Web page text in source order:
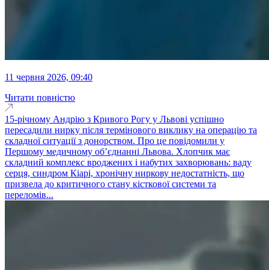
11 червня 2026, 09:40
Читати повністю
15-річному Андрію з Кривого Рогу у Львові успішно
пересадили нирку після термінового виклику на операцію та
складної ситуації з донорством. Про це повідомили у
Першому медичному об’єднанні Львова. Хлопчик має
складний комплекс вроджених і набутих захворювань: ваду
серця, синдром Кіарі, хронічну ниркову недостатність, що
призвела до критичного стану кісткової системи та
переломів...